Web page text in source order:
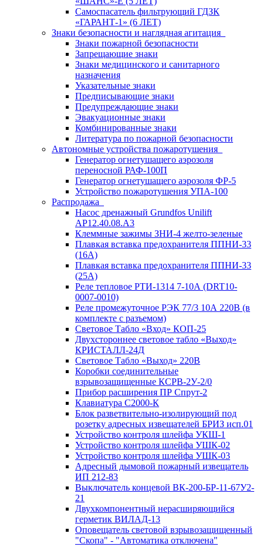
Самоспасатель фильтрующий ГДЗК
«ГАРАНТ-1» (6 ЛЕТ)
Знаки безопасности и наглядная агитация
Знаки пожарной безопасности
Запрещающие знаки
Знаки медицинского и санитарного
назначения
Указательные знаки
Предписывающие знаки
Предупреждающие знаки
Эвакуационные знаки
Комбинированные знаки
Литература по пожарной безопасности
Автономные устройства пожаротушения
Генератор огнетушащего аэрозоля
переносной РАФ-100П
Генератор огнетушащего аэрозоля ФР-5
Устройство пожаротушения УПА-100
Распродажа
Насос дренажный Grundfos Unilift
АP12.40.08.A3
Клеммные зажимы ЗНИ-4 желто-зеленые
Плавкая вставка предохранителя ППНИ-33
(16А)
Плавкая вставка предохранителя ППНИ-33
(25А)
Реле тепловое РТИ-1314 7-10А (DRT10-
0007-0010)
Реле промежуточное РЭК 77/3 10А 220В (в
комплекте с разъемом)
Световое Табло «Вход» КОП-25
Двухстороннее световое табло «Выход»
КРИСТАЛЛ-24Д
Световое Табло «Выход» 220В
Коробки соединительные
взрывозащищенные КСРВ-2У-2/0
Прибор расширения ПР Спрут-2
Клавиатура С2000-К
Блок разветвительно-изолирующий под
розетку адресных извещателей БРИЗ исп.01
Устройство контроля шлейфа УКШ-1
Устройство контроля шлейфа УШК-02
Устройство контроля шлейфа УШК-03
Адресный дымовой пожарный извещатель
ИП 212-83
Выключатель концевой ВК-200-БР-11-67У2-
21
Двухкомпонентный нерасширяющийся
герметик ВИЛАД-13
Оповещатель световой взрывозащищенный
"Скопа" - "Автоматика отключена"